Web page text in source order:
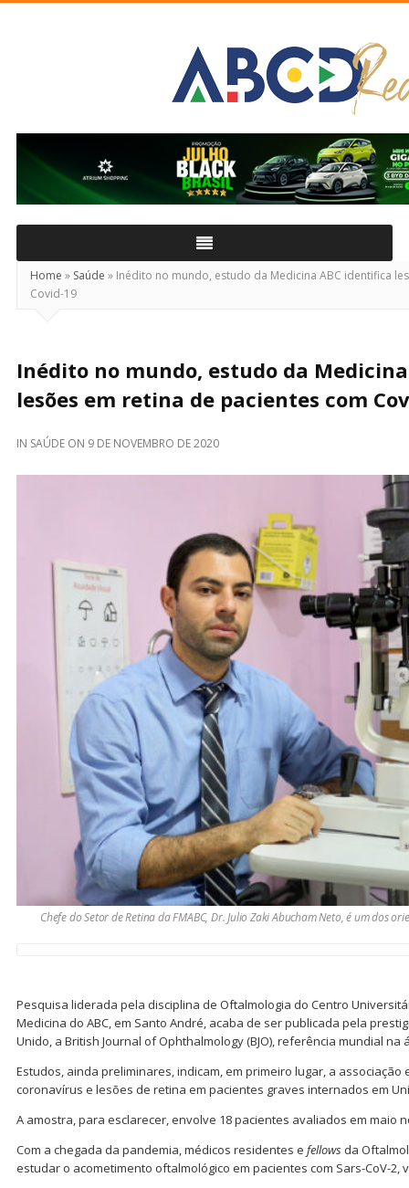
Real
Home » Saúde » Inédito no mundo, estudo da Medicina ABC identifica
Covid-19
Inédito no mundo, estudo da
lesões em retina de pacientes com
IN SAÚDE ON 9 DE NOVEMBRO DE 2020
Chefe do Setor de Retina da FMABC, Dr. Julio Zaki Abucham Neto, é um dos
Pesquisa liderada pela disciplina de Oftalmologia do Centro
Medicina do ABC, em Santo André, acaba de ser publicada pela
Unido, a British Journal of Ophthalmology (BJO), referência mundial
Estudos, ainda preliminares, indicam, em primeiro lugar, a
coronavírus e lesões de retina em pacientes graves internados em
A amostra, para esclarecer, envolve 18 pacientes avaliados em maio
Com a chegada da pandemia, médicos residentes e fellows da
estudar o acometimento oftalmológico em pacientes com Sars-CoV-2,